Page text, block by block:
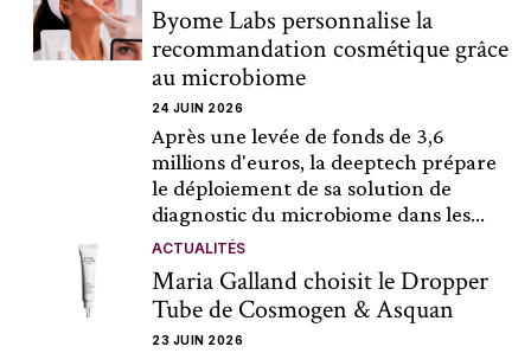
Byome Labs personnalise la
recommandation cosmétique grâce
au microbiome
24 JUIN 2026
Après une levée de fonds de 3,6
millions d'euros, la deeptech prépare
le déploiement de sa solution de
diagnostic du microbiome dans les...
ACTUALITÉS
Maria Galland choisit le Dropper
Tube de Cosmogen & Asquan
23 JUIN 2026